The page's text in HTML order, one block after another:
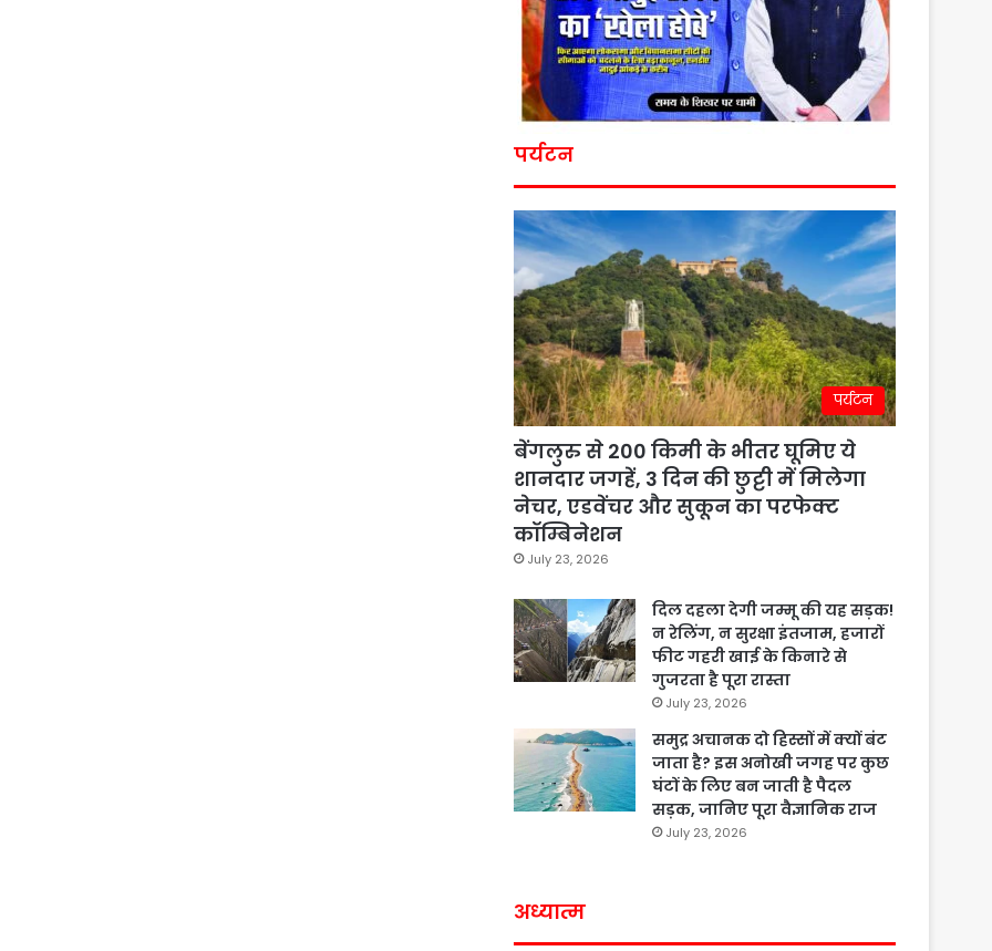
पर्यटन
पर्यटन
बेंगलुरु से 200 किमी के भीतर घूमिए ये
शानदार जगहें, 3 दिन की छुट्टी में मिलेगा
नेचर, एडवेंचर और सुकून का परफेक्ट
कॉम्बिनेशन
July 23, 2026
दिल दहला देगी जम्मू की यह सड़क!
न रेलिंग, न सुरक्षा इंतजाम, हजारों
फीट गहरी खाई के किनारे से
गुजरता है पूरा रास्ता
July 23, 2026
समुद्र अचानक दो हिस्सों में क्यों बंट
जाता है? इस अनोखी जगह पर कुछ
घंटों के लिए बन जाती है पैदल
सड़क, जानिए पूरा वैज्ञानिक राज
July 23, 2026
अध्यात्म